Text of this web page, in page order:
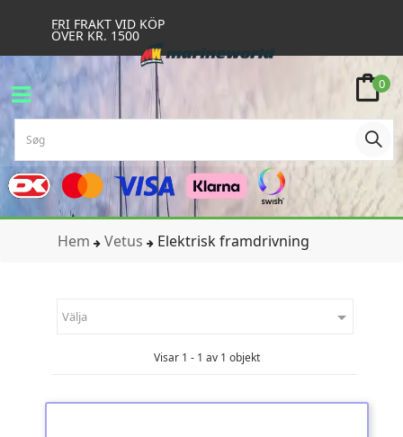
FRI FRAKT VID KÖP
ÖVER KR. 1500
0
Hem Vetus Elektrisk framdrivning
Välja 
Visar 1 - 1 av 1 objekt